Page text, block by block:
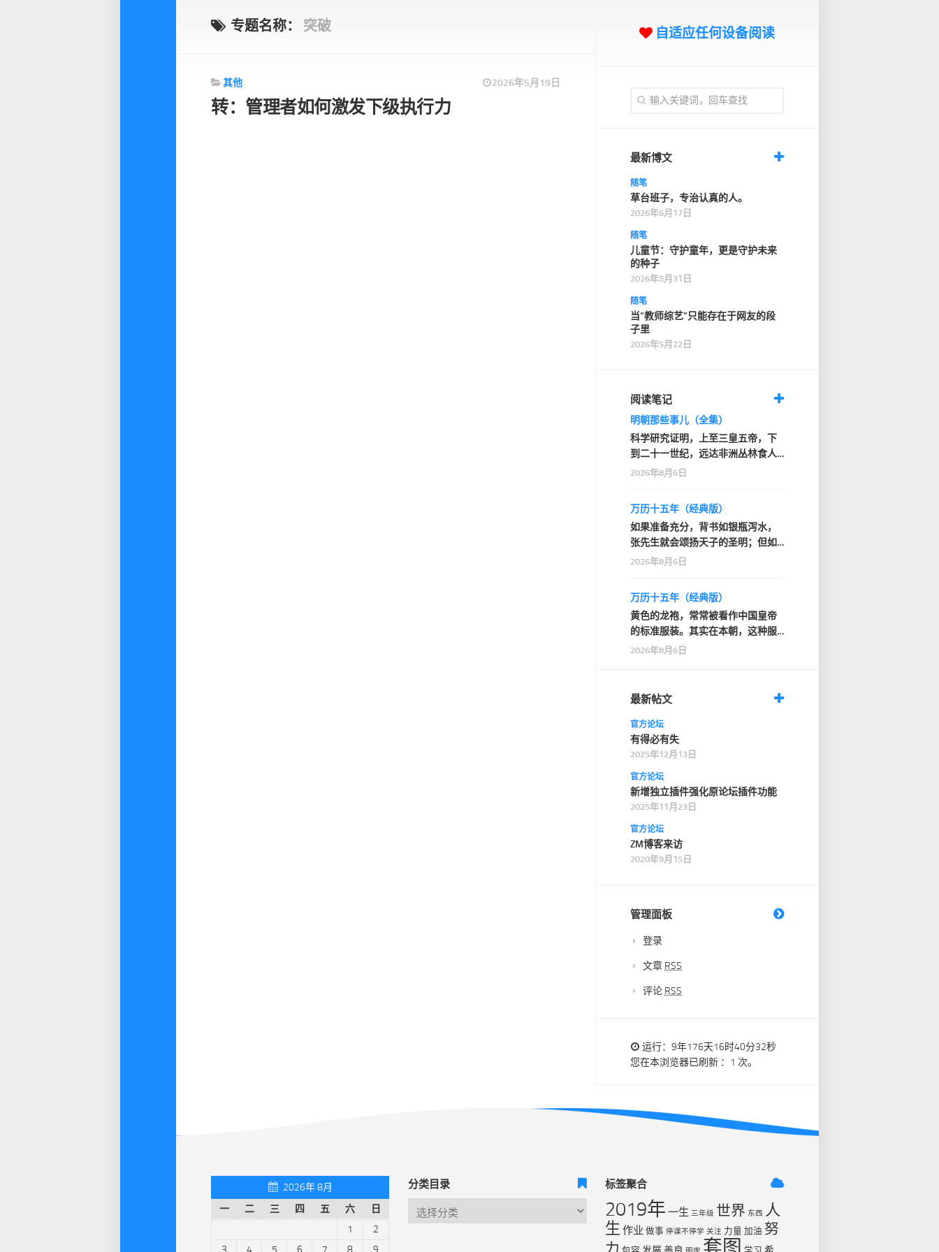
专题名称： 突破
其他 2026年5月19日
转：管理者如何激发下级执行力
自适应任何设备阅读
最新博文
随笔
草台班子，专治认真的人。
2026年6月17日
随笔
儿童节：守护童年，更是守护未来
的种子
2026年5月31日
随笔
当“教师综艺”只能存在于网友的段
子里
2026年5月22日
阅读笔记
明朝那些事儿（全集）
科学研究证明，上至三皇五帝，下
到二十一世纪，远达非洲丛林食人
部落，近抵家门口的…
2026年8月6日
万历十五年（经典版）
如果准备充分，背书如银瓶泻水，
张先生就会颂扬天子的圣明；但如
果背得结结巴巴或者…
2026年8月6日
万历十五年（经典版）
黄色的龙袍，常常被看作中国皇帝
的标准服装。其实在本朝，这种服
装只在一般性的仪式…
2026年8月6日
最新帖文
官方论坛
有得必有失
2025年12月13日
官方论坛
新增独立插件强化原论坛插件功能
2025年11月23日
官方论坛
ZM博客来访
2020年9月15日
管理面板
登录
文章 RSS
评论 RSS
运行：9年176天16时40分33秒
您在本浏览器已刷新 ：1 次。
2026年 8月
一
二 三 四 五 六
日
1
2
3
4 5 6 7 8 9
分类目录 标签聚合
2019年 一生 三年级 世界 东西 人
生 作业 做事 停课不停学 关注 力量 加油 努
力
套图